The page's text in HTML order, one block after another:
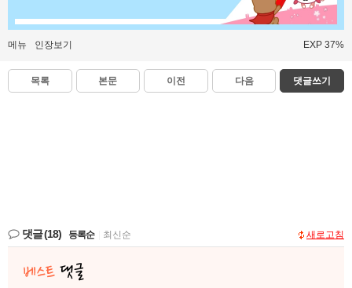
메뉴 인장보기 EXP 37%
목록 본문 이전 다음 댓글쓰기
댓글(18) 등록순 최신순 새로고침